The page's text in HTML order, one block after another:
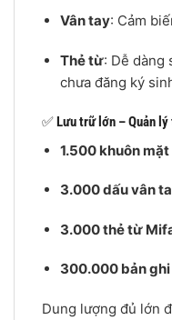
Vân tay: Cảm
Thẻ từ: Dễ dàng
chưa đăng ký
✅Lưu trữ lớn – Quản lý
1.500 khuôn mặt
3.000 dấu vân
3.000 thẻ từ
300.000 bản
Dung lượng đủ lớn